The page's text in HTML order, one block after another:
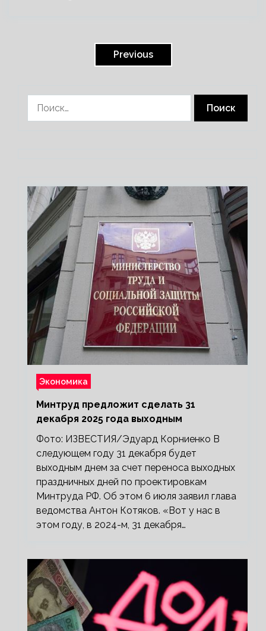
Previous
Экономика
Минтруд предложит сделать 31
декабря 2025 года выходным
Фото: ИЗВЕСТИЯ/Эдуард Корниенко В
следующем году 31 декабря будет
выходным днем за счет переноса выходных
праздничных дней по проектировкам
Минтруда РФ. Об этом 6 июля заявил глава
ведомства Антон Котяков. «Вот у нас в
этом году, в 2024-м, 31 декабря…